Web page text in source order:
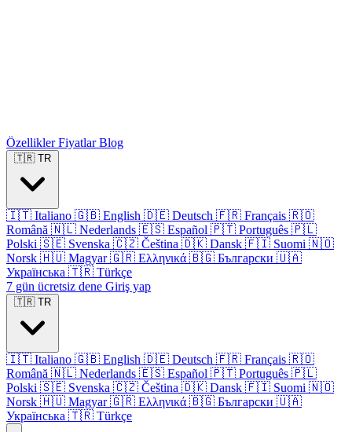
ÖzelliklerFiyatlarBlog
🇹🇷 TR
🇮🇹 Italiano 🇬🇧 English 🇩🇪 Deutsch 🇫🇷 Français 🇷🇴
Română 🇳🇱 Nederlands 🇪🇸 Español 🇵🇹 Português 🇵🇱
Polski 🇸🇪 Svenska 🇨🇿 Čeština 🇩🇰 Dansk 🇫🇮 Suomi 🇳🇴
Norsk 🇭🇺 Magyar 🇬🇷 Ελληνικά 🇧🇬 Български 🇺🇦
Українська 🇹🇷 Türkçe
7 gün ücretsiz dene Giriş yap
🇹🇷 TR
🇮🇹 Italiano 🇬🇧 English 🇩🇪 Deutsch 🇫🇷 Français 🇷🇴
Română 🇳🇱 Nederlands 🇪🇸 Español 🇵🇹 Português 🇵🇱
Polski 🇸🇪 Svenska 🇨🇿 Čeština 🇩🇰 Dansk 🇫🇮 Suomi 🇳🇴
Norsk 🇭🇺 Magyar 🇬🇷 Ελληνικά 🇧🇬 Български 🇺🇦
Українська 🇹🇷 Türkçe